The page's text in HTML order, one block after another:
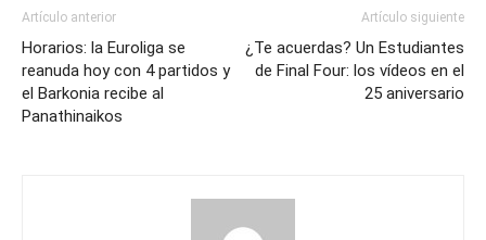
Artículo anterior
Horarios: la Euroliga se
reanuda hoy con 4 partidos y
el Barkonia recibe al
Panathinaikos
Artículo siguiente
¿Te acuerdas? Un Estudiantes
de Final Four: los vídeos en el
25 aniversario